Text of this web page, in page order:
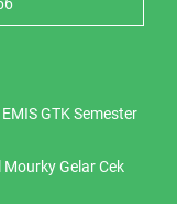
GTK Semester
Gelar Cek